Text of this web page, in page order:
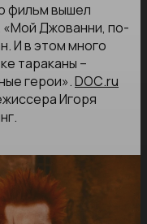
фильм вышел
Джованни, по-
И в этом много
тараканы –
герои».DОС.ru
Игоря